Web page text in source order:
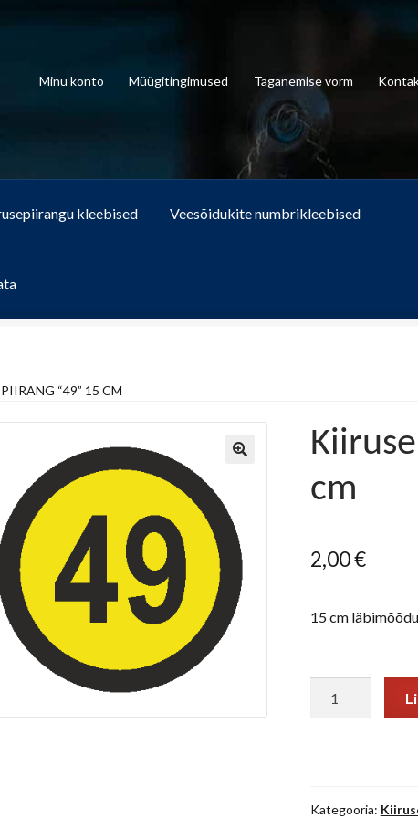
Minu konto Müügitingimused Taganemise vorm
kleebised Veesõidukite numbrikleebised
“49” 15 CM
cm
2,00€
15 cm
Kategooria: